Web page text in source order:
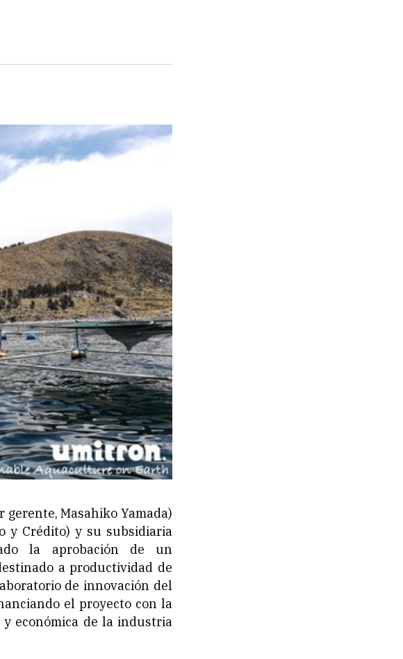
gerente, Masahiko Yamada)
y Crédito) y su subsidiaria
la aprobación de un
a productividad de
de innovación del
el proyecto con la
económica de la industria